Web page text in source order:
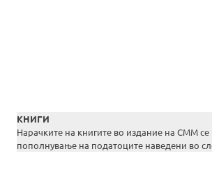
КНИГИ
Нарачките на книгите во издание на СММ се
пополнување на податоците наведени во